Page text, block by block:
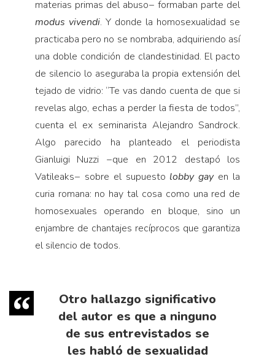
materias primas del abuso− formaban parte del
modus vivendi. Y donde la homosexualidad se
practicaba pero no se nombraba, adquiriendo así
una doble condición de clandestinidad. El pacto
de silencio lo aseguraba la propia extensión del
tejado de vidrio: “Te vas dando cuenta de que si
revelas algo, echas a perder la fiesta de todos”,
cuenta el ex seminarista Alejandro Sandrock.
Algo parecido ha planteado el periodista
Gianluigi Nuzzi −que en 2012 destapó los
Vatileaks− sobre el supuesto lobby gayen la
curia romana: no hay tal cosa como una red de
homosexuales operando en bloque, sino un
enjambre de chantajes recíprocos que garantiza
el silencio de todos.
Otro hallazgo significativo
del autor es que a ninguno
de sus entrevistados se
les habló de sexualidad